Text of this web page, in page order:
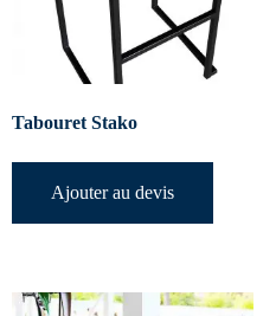
Tabouret Stako
Ajouter au devis